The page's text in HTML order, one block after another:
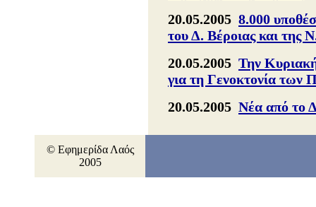
20.05.2005 8.000
του Δ. Βέροιας και της
20.05.2005 Την
για τη Γενοκτονία των
20.05.2005 Νέα από το
© Εφημερίδα Λαός
2005